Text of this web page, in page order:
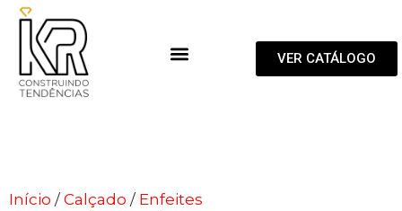
VER CATÁLOGO
Início /Calçado / Enfeites